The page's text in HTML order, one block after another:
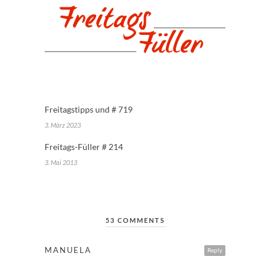
Freitagstipps und # 719
3. März 2023
Freitags-Füller # 214
3. Mai 2013
53 COMMENTS
Reply
MANUELA